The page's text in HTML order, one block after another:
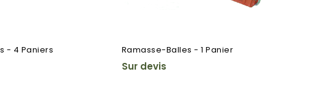
- 4 Paniers Ramasse-Balles - 1 Panier
Sur devis